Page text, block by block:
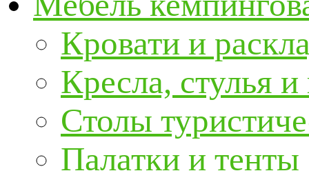
Кровати и
Кресла, стулья
Столы
Палатки и тенты